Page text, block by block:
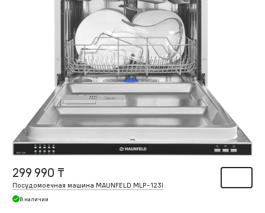
299 990 ₸
Посудомоечная машина MAUNFELD MLP-123I
В наличии